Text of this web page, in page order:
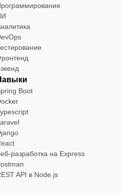
Boot
разработка на Express
API в Node.js